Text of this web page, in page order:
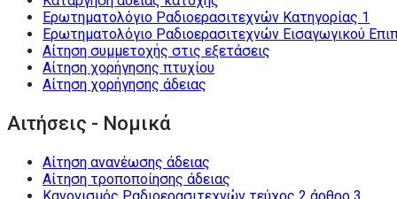
Ερωτηματολόγιο Ραδιοερασιτεχνών Κατηγορίας 1
Ερωτηματολόγιο Ραδιοερασιτεχνών Εισαγωγικού
Αίτηση συμμετοχής στις εξετάσεις
Αίτηση χορήγησης πτυχίου
Αίτηση χορήγησης άδειας
Αιτήσεις - Νομικά
Αίτηση ανανέωσης άδειας
Αίτηση τροποποίησης άδειας